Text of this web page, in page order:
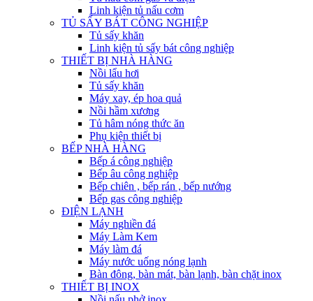
Linh kiện tủ nấu cơm
TỦ SẤY BÁT CÔNG NGHIỆP
Tủ sấy khăn
Linh kiện tủ sấy bát công nghiệp
THIẾT BỊ NHÀ HÀNG
Nồi lẩu hơi
Tủ sấy khăn
Máy xay, ép hoa quả
Nồi hầm xương
Tủ hâm nóng thức ăn
Phụ kiện thiết bị
BẾP NHÀ HÀNG
Bếp á công nghiệp
Bếp âu công nghiệp
Bếp chiên , bếp rán , bếp nướng
Bếp gas công nghiệp
ĐIỆN LẠNH
Máy nghiền đá
Máy Làm Kem
Máy làm đá
Máy nước uống nóng lạnh
Bàn đông, bàn mát, bàn lạnh, bàn chặt inox
THIẾT BỊ INOX